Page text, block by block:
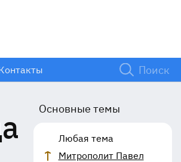
Основные темы
Любая тема
Митрополит Павел